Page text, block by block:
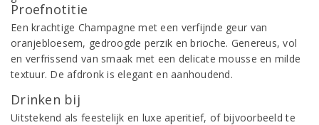
Proefnotitie
Een krachtige Champagne met een verfijnde geur van
oranjebloesem, gedroogde perzik en brioche. Genereus, vol
en verfrissend van smaak met een delicate mousse en milde
textuur. De afdronk is elegant en aanhoudend.
Drinken bij
Uitstekend als feestelijk en luxe aperitief, of bijvoorbeeld te